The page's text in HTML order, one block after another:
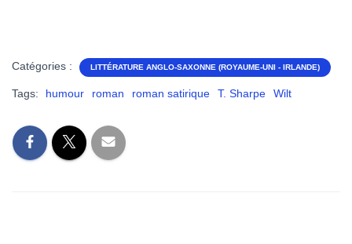
Catégories : LITTÉRATURE ANGLO-SAXONNE (ROYAUME-UNI - IRLANDE)
Tags: humour roman roman satirique T. Sharpe Wilt